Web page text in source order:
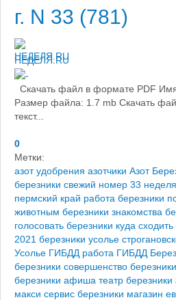
г. N 33 (781)
НЕДЕЛЯ.RU
Скачать файл в формате PDF
Размер файла: 1.7 mb Скачать
текст...
0
Метки:
азот удобрения азотчики Азот
березники свежий номер 33
пермский край работа березники
животным березники знакомства
голосовать березники куда
2021 березники усолье
Усолье ГИБДД работа ГИБДД
березники совершенство березники
березники афиша театр березники
макси сервис березники магазин